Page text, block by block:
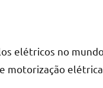
elétricos no
motorização elétrica.